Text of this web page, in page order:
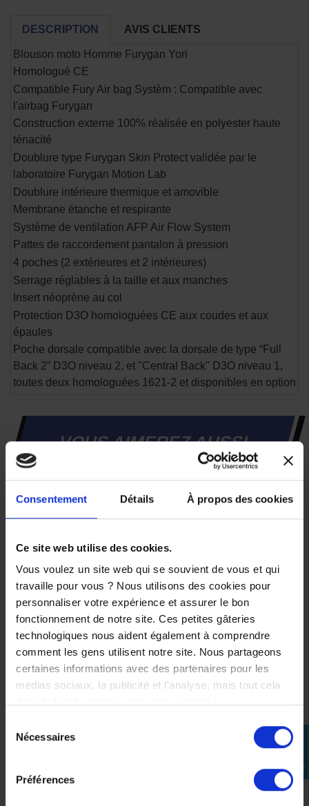
Consentement Détails À propos des cookies
Ce site web utilise des cookies.
Vous voulez un site web qui se souvient de vous et qui
travaille pour vous ? Nous utilisons des cookies pour
personnaliser votre expérience et assurer le bon
fonctionnement de notre site. Ces petites gâteries
technologiques nous aident également à comprendre
comment les gens utilisent notre site. Nous partageons
certaines informations avec des partenaires pour les
médias sociaux, la publicité et l'analyse, mais tout cela
Nécessaires
Préférences
perm_identity
connecter
DESCRIPTION AVIS CLIENTS
Blouson moto Homme Furygan Yori
Homologué CE
Compatible Fury Air bag Systèm : Compatible avec
l'airbag Furygan
Construction externe 100% réalisée en polyester haute
ténacité
Doublure type Furygan Skin Protect validée par le
laboratoire Furygan Motion Lab
Doublure intérieure thermique et amovible
Membrane étanche et respirante
Système de ventilation AFP Air Flow System
Pattes de raccordement pantalon à pression
4 poches (2 extérieures et 2 intérieures)
Serrage réglables à la taille et aux manches
Insert néoprène au col
Protection D3O homologuées CE aux coudes et aux
épaules
Poche dorsale compatible avec la dorsale de type “Full
Back 2” D3O niveau 2, et "Central Back" D3O niveau 1,
toutes deux homologuées 1621-2 et disponibles en option
VOUS AIMEREZ AUSSI
Full
D3O
39,90 €
6
7
8
SUSCEPTIBLES DE VOUS